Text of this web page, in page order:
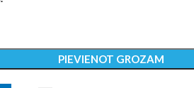
PIEVIENOT GROZAM